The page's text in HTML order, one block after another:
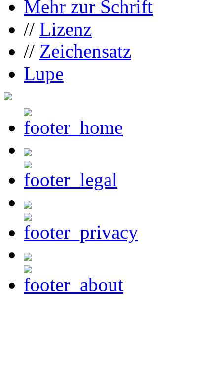
Mehr zur Schrift
// Lizenz
// Zeichensatz
Lupe